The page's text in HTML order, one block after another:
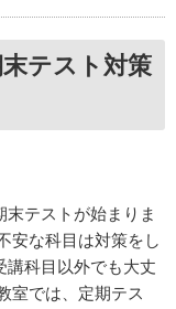
テスト対策
テストが始まりま
安な科目は対策をし
講科目以外でも大丈
室では、定期テス